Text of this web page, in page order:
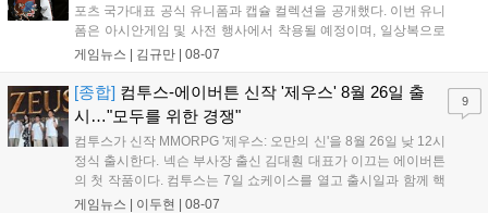
포츠 국가대표 공식 유니폼과 캡슐 컬렉션을 공개했다. 이번 유니
폼은 아시안게임 및 사전 행사에서 착용될 예정이며, 일상복으로
구성된 컬렉션은 오는 8월 28일부터 골스튜디오 공식 홈페이지
서는 대회 규정에 따라 별도의 유니폼을 착용할 계획이다....
게임뉴스 | 김규만 | 08-07
[종합] 컴투스-에이버튼 신작 '제우스' 8월 26일 출
시…"모두를 위한 경쟁"
컴투스가 신작 MMORPG '제우스: 오만의 신'을 8월 26일 낮 12시
정식 출시한다. 넥슨 부사장 출신 김대훤 대표가 이끄는 에이버튼
의 첫 작품이다. 컴투스는 7일 쇼케이스를 열고 출시일과 함께 핵
심 콘텐츠, 유료화 정책, 운영 방향을 공개했다. 캐릭터명 선점은
게임뉴스 | 이두현 | 08-07
9